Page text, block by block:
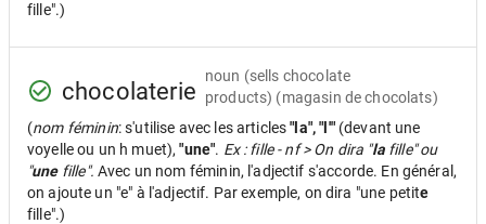
fille".)
chocolaterie
noun (sells chocolate
products) (magasin de chocolats)
(nom féminin: s'utilise avec les articles"la", "l'" (devant une
voyelle ou un h muet),"une". Ex : fille - nf > On dira "lafille" ou
"unefille". Avec un nom féminin, l'adjectif s'accorde. En général,
on ajoute un "e" à l'adjectif. Par exemple, on dira "une petite
fille".)